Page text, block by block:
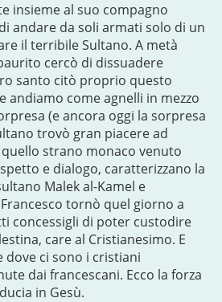
insieme al suo compagno
andare da soli armati solo di un
il terribile Sultano. A metà
cercò di dissuadere
santo citò proprio questo
andiamo come agnelli in mezzo
(e ancora oggi la sorpresa
trovò gran piacere ad
strano monaco venuto
e dialogo, caratterizzano la
Malek al-Kamel e
tornò quel giorno a
concessigli di poter custodire
care al Cristianesimo. E
dove ci sono i cristiani
dai francescani. Ecco la forza
in Gesù.